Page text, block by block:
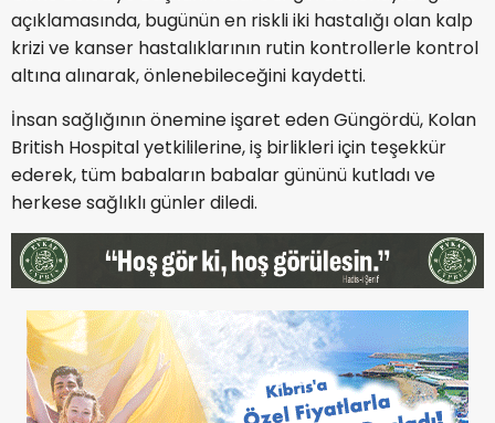
açıklamasında, bugünün en riskli iki hastalığı olan kalp
krizi ve kanser hastalıklarının rutin kontrollerle kontrol
altına alınarak, önlenebileceğini kaydetti.
İnsan sağlığının önemine işaret eden Güngördü, Kolan
British Hospital yetkililerine, iş birlikleri için teşekkür
ederek, tüm babaların babalar gününü kutladı ve
herkese sağlıklı günler diledi.